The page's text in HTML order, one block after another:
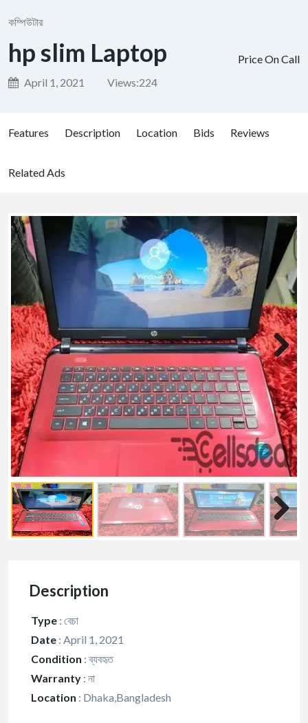
কম্পিউটার
hp slim Laptop
April 1, 2021 Views:224
Price On Call
Features Description Location Bids Reviews
Related Ads
Description
Type : বেচা
Date : April 1, 2021
Condition :ব্যবহৃত
Warranty : না
Location : Dhaka,Bangladesh